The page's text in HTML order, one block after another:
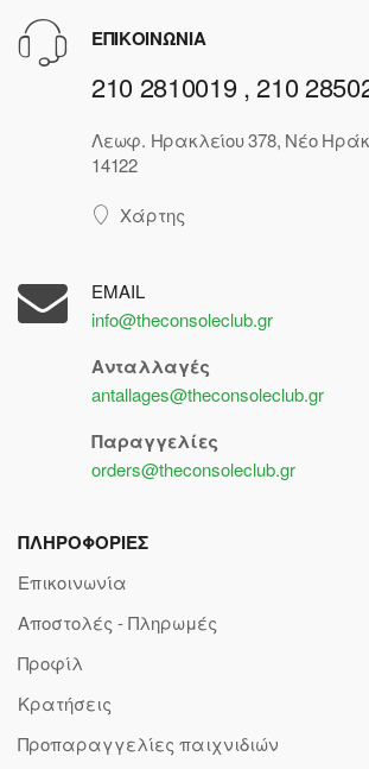
ΕΠΙΚΟΙΝΩΝΙΑ
210 2810019 , 210
Λεωφ. Ηρακλείου 378, Νέο
14122
Χάρτης
EMAIL
info@theconsoleclub.gr
Ανταλλαγές
antallages@theconsoleclub.gr
Παραγγελίες
orders@theconsoleclub.gr
ΠΛΗΡΟΦΟΡΙΕΣ
Επικοινωνία
Αποστολές - Πληρωμές
Προφίλ
Κρατήσεις
Προπαραγγελίες παιχνιδιών